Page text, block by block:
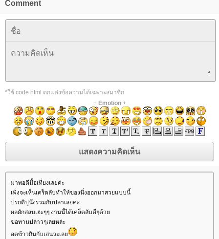
Comment
*ใช้ code html ตกแต่งข้อความได้เฉพาะสมาชิก
+ Emotion+
มาพอดีมื้อเที่ยงเลยค่ะ
เพิ่งจะเห็นเคร็ดลับทำให้ของนึ่งออกมาสวยแบบนี้
ปรกติปูนึ่งรวมกับปลาเลยค่ะ
ผลผักสลบเฮ่ะๆๆ งานนี้ได้เคล็ดลับดีๆด้ว
ขอทานปล่าวๆเลยหล่ะ
อดข้าวกินกับเล่นวะเล